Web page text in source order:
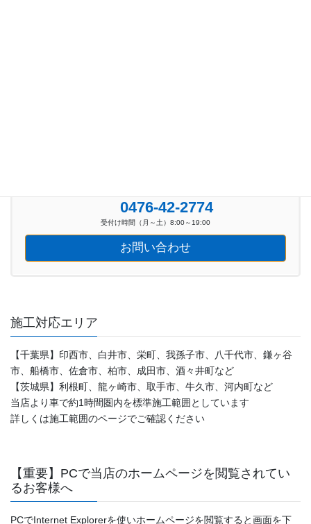
0476-42-2774
受付け時間（月～土）8:00～19:00
お問い合わせ
施工対応エリア
【千葉県】印西市、白井市、栄町、我孫子市、八千代市、鎌ヶ谷
市、船橋市、佐倉市、柏市、成田市、酒々井町など
【茨城県】利根町、龍ヶ崎市、取手市、牛久市、河内町など
当店より車で約1時間圏内を標準施工範囲としています
詳しくは施工範囲のページでご確認ください
【重要】PCで当店のホームページを閲覧されてい
るお客様へ
PCでInternet Explorerを使いホームページを閲覧すると画面を下